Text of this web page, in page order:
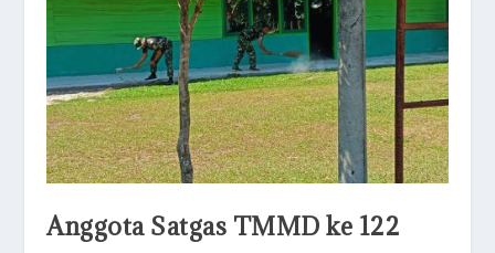
Anggota Satgas TMMD ke 122